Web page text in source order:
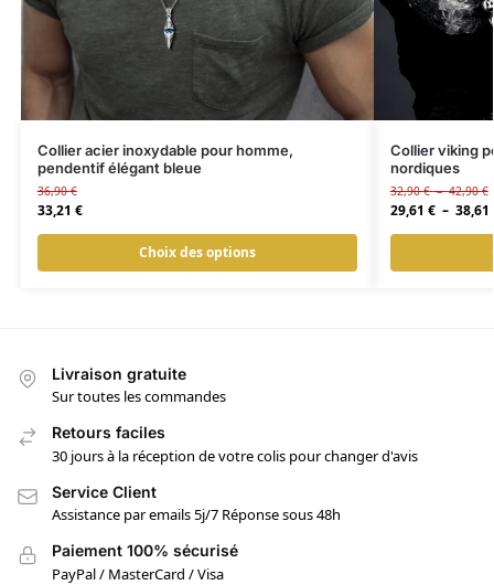
Collier acier inoxydable pour homme,
pendentif élégant bleue
36,90€
33,21 €
Choix des options
Collier viking
nordiques
32,90€ – 42,90€
29,61 € – 38,61
Livraison gratuite
Sur toutes les commandes
Retours faciles
30 jours à la réception de votre colis pour changer d'avis
Service Client
Assistance par emails 5j/7 Réponse sous 48h
Paiement 100% sécurisé
PayPal / MasterCard / Visa